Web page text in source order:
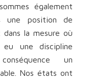
également
une position de
dans la mesure où
une discipline
un
Nos états ont